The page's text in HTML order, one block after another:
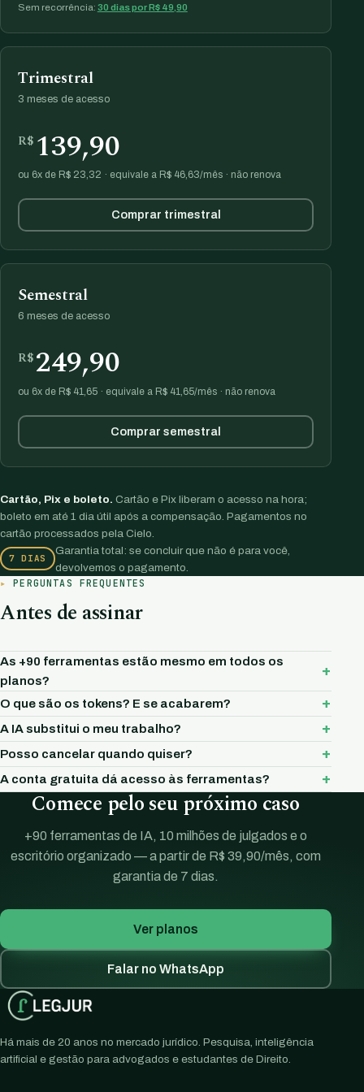
Sem recorrência: 30 dias por R$ 49,90
Trimestral
3 meses de acesso
R$ 139,90
ou 6x de R$ 23,32 · equivale a R$ 46,63/mês · não renova
Comprar trimestral
Semestral
6 meses de acesso
R$249,90
ou 6x de R$ 41,65 · equivale a R$ 41,65/mês · não renova
Comprar semestral
Cartão, Pix e boleto. Cartão e Pix liberam o acesso na hora;
boleto em até 1 dia útil após a compensação. Pagamentos no
cartão processados pela Cielo.
7 DIAS
Garantia total: se concluir que não é para você,
devolvemos o pagamento.
PERGUNTAS FREQUENTES
Antes de assinar
As +90 ferramentas estão mesmo em todos os
planos?
O que são os tokens? E se acabarem?
A IA substitui o meu trabalho?
Posso cancelar quando quiser?
A conta gratuita dá acesso às ferramentas?
Comece pelo seu próximo caso
+90 ferramentas de IA, 10 milhões de julgados e o
escritório organizado — a partir de R$ 39,90/mês, com
garantia de 7 dias.
Ver planos
Falar no WhatsApp
Há mais de 20 anos no mercado jurídico. Pesquisa, inteligência
artificial e gestão para advogados e estudantes de Direito.